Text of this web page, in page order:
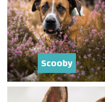
Scooby